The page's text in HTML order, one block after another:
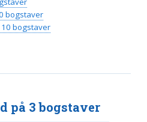
på 3 bogstaver
bogstaver
bogstaver